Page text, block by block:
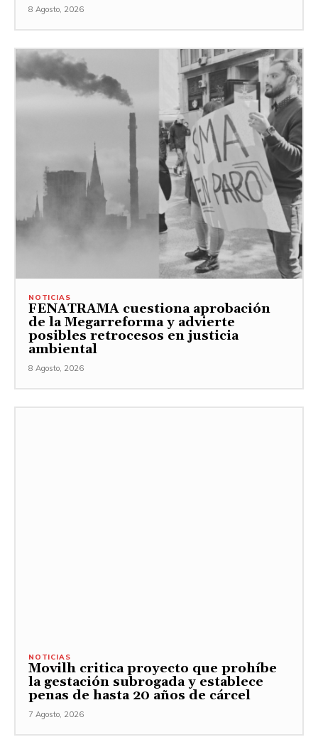
8 Agosto, 2026
NOTICIAS
FENATRAMA cuestiona aprobación
de la Megarreforma y advierte
posibles retrocesos en justicia
ambiental
8 Agosto, 2026
NOTICIAS
Movilh critica proyecto que prohíbe
la gestación subrogada y establece
penas de hasta 20 años de cárcel
7 Agosto, 2026